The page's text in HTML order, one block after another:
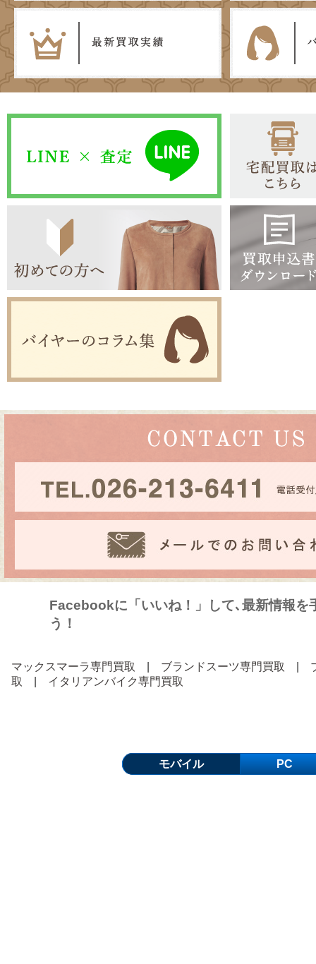
Facebookに「いいね！」して､最新情報を
う！
マックスマーラ専門買取 ブランドスーツ専門買取
取
イタリアンバイク専門買取
モバイル PC